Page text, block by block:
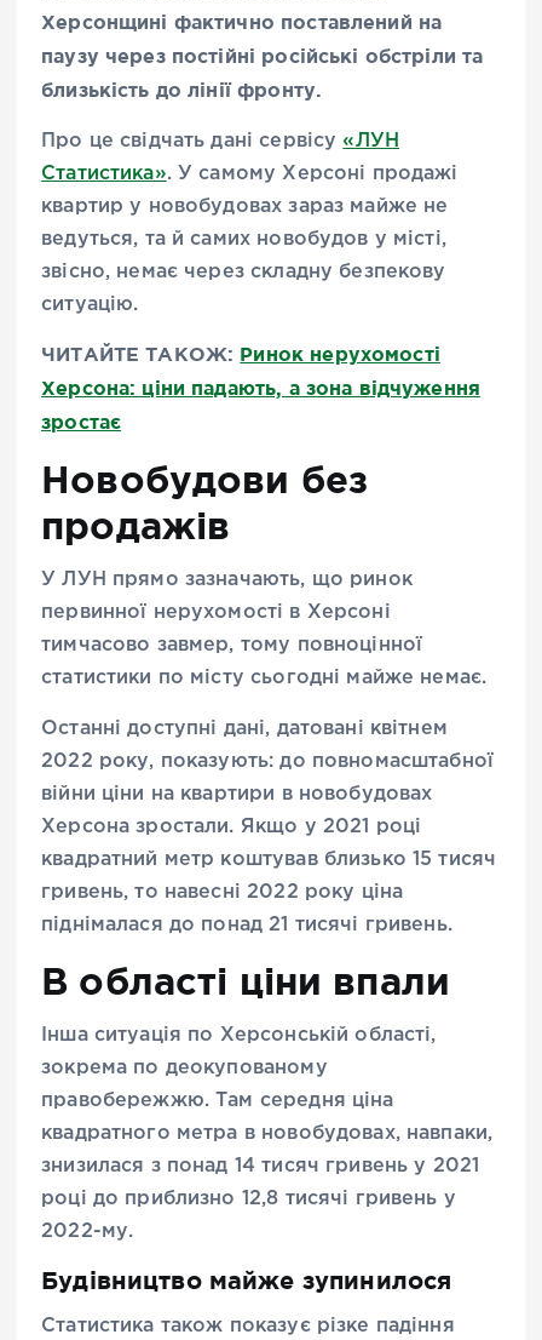
Херсонщині фактично поставлений на
паузу через постійні російські обстріли та
близькість до лінії фронту.
Про це свідчать дані сервісу«ЛУН
Статистика». У самому Херсоні продажі
квартир у новобудовах зараз майже не
ведуться, та й самих новобудов у місті,
звісно, немає через складну безпекову
ситуацію.
ЧИТАЙТЕ ТАКОЖ: Ринок нерухомості
Херсона: ціни падають, а зона відчуження
зростає
Новобудови без
продажів
У ЛУН прямо зазначають, що ринок
первинної нерухомості в Херсоні
тимчасово завмер, тому повноцінної
статистики по місту сьогодні майже немає.
Останні доступні дані, датовані квітнем
2022 року, показують: до повномасштабної
війни ціни на квартири в новобудовах
Херсона зростали. Якщо у 2021 році
квадратний метр коштував близько 15 тисяч
гривень, то навесні 2022 року ціна
піднімалася до понад 21 тисячі гривень.
В області ціни впали
Інша ситуація по Херсонській області,
зокрема по деокупованому
правобережжю. Там середня ціна
квадратного метра в новобудовах, навпаки,
знизилася з понад 14 тисяч гривень у 2021
році до приблизно 12,8 тисячі гривень у
2022-му.
Будівництво майже зупинилося
Статистика також показує різке падіння